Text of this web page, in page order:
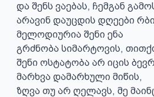
და შენს ვაებას, ჩემგან
არავინ დაუცდის დღეები
მელოდიურია შენი ენა
გრძნობა სიმარტოვის,
შენი ოსტატობა არ იცის
მარხვა დამარხული მიწის,
ზღვა თუ არ ღელავს, მე